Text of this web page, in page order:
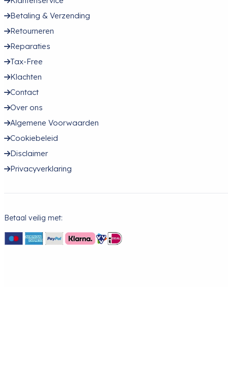
Betaling & Verzending
Retourneren
Reparaties
Tax-Free
Klachten
Contact
Over ons
Algemene Voorwaarden
Cookiebeleid
Disclaimer
Privacyverklaring
Betaal veilig met: